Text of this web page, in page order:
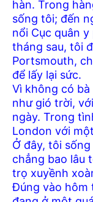
hàn. Trong
sống tôi; đến
nổi Cục quân
tháng sau, tôi
Portsmouth,
để lấy lại sức.
Vì không có
như gió trời,
ngày. Trong
London với
Ở đây, tôi
chẳng bao lâu
trọ xuyềnh
Đúng vào hôm